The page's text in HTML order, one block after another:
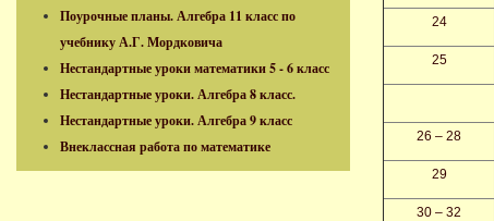
Поурочные планы. Алгебра 11 класс по
учебнику А.Г. Мордковича
Нестандартные уроки математики 5 - 6 класс
Нестандартные уроки. Алгебра 8 класс.
Нестандартные уроки. Алгебра 9 класс
Внеклассная работа по математике
24
25
26 – 28
29
30 – 32